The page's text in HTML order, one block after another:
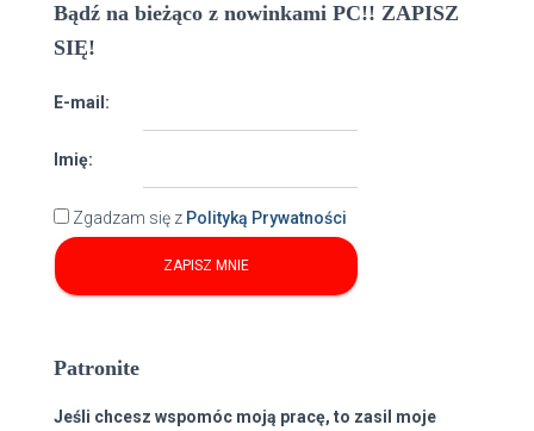
Bądź na bieżąco z nowinkami PC!! ZAPISZ
SIĘ!
E-mail:
Imię:
Zgadzam się z Polityką Prywatności
Patronite
Jeśli chcesz wspomóc moją pracę, to zasil moje